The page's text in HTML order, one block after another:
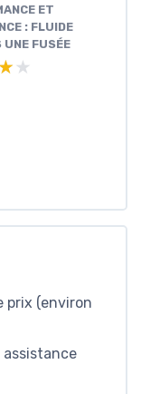
ET
: FLUIDE
UNE FUSÉE
prix (environ
assistance